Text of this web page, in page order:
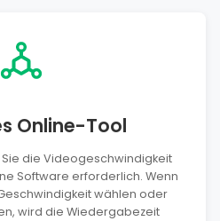
Online-Tool
die Videogeschwindigkeit
Software erforderlich. Wenn
wählen oder
wird die Wiedergabezeit